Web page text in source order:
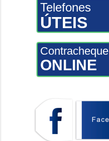
Telefones
ÚTEIS
Contracheque
ONLINE